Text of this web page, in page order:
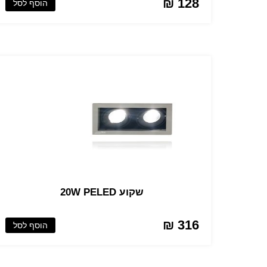
128 ₪ הוסף לסל
שקוע 20W PELED
316 ₪ הוסף לסל